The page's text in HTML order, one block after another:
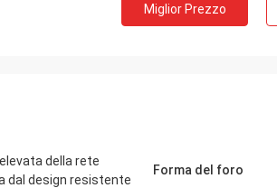
Miglior Prezzo
della rete
dal design resistente
Forma del foro